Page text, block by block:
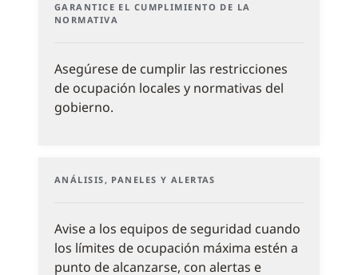
GARANTICE EL CUMPLIMIENTO DE LA
NORMATIVA
Asegúrese de cumplir las restricciones
de ocupación locales y normativas del
gobierno.
ANÁLISIS, PANELES Y ALERTAS
Avise a los equipos de seguridad cuando
los límites de ocupación máxima estén a
punto de alcanzarse, con alertas e